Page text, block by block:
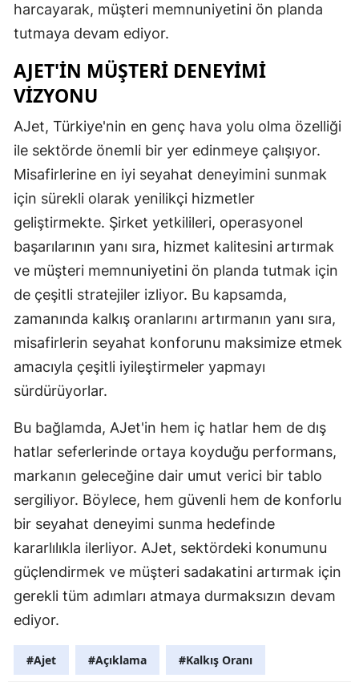
harcayarak, müşteri memnuniyetini ön planda
tutmaya devam ediyor.
AJET'IN MÜŞTERI DENEYIMI
VIZYONU
AJet, Türkiye'nin en genç hava yolu olma özelliği
ile sektörde önemli bir yer edinmeye çalışıyor.
Misafirlerine en iyi seyahat deneyimini sunmak
için sürekli olarak yenilikçi hizmetler
geliştirmekte. Şirket yetkilileri, operasyonel
başarılarının yanı sıra, hizmet kalitesini artırmak
ve müşteri memnuniyetini ön planda tutmak için
de çeşitli stratejiler izliyor. Bu kapsamda,
zamanında kalkış oranlarını artırmanın yanı sıra,
misafirlerin seyahat konforunu maksimize etmek
amacıyla çeşitli iyileştirmeler yapmayı
sürdürüyorlar.
Bu bağlamda, AJet'in hem iç hatlar hem de dış
hatlar seferlerinde ortaya koyduğu performans,
markanın geleceğine dair umut verici bir tablo
sergiliyor. Böylece, hem güvenli hem de konforlu
bir seyahat deneyimi sunma hedefinde
kararlılıkla ilerliyor. AJet, sektördeki konumunu
güçlendirmek ve müşteri sadakatini artırmak için
gerekli tüm adımları atmaya durmaksızın devam
ediyor.
#Ajet #Açıklama #Kalkış Oranı